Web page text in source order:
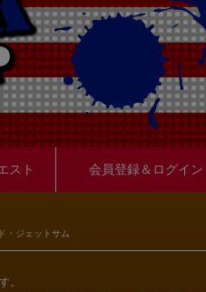
スト 会員登録＆ログイン
・ジェットサム
。